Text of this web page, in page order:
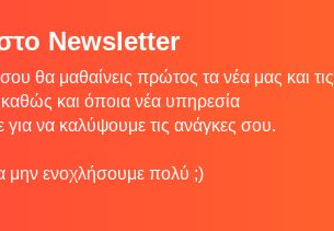
Newsletter
θα μαθαίνεις πρώτος τα νέα μας και τις
και όποια νέα υπηρεσία
να καλύψουμε τις ανάγκες σου.
μην ενοχλήσουμε πολύ ;)